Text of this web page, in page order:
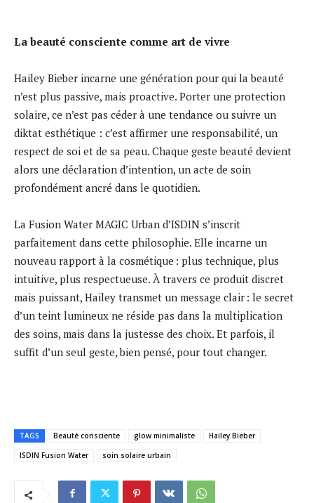
La beauté consciente comme art de vivre
Hailey Bieber incarne une génération pour qui la beauté
n’est plus passive, mais proactive. Porter une protection
solaire, ce n’est pas céder à une tendance ou suivre un
diktat esthétique : c’est affirmer une responsabilité, un
respect de soi et de sa peau. Chaque geste beauté devient
alors une déclaration d’intention, un acte de soin
profondément ancré dans le quotidien.
La Fusion Water MAGIC Urban d’ISDIN s’inscrit
parfaitement dans cette philosophie. Elle incarne un
nouveau rapport à la cosmétique : plus technique, plus
intuitive, plus respectueuse. À travers ce produit discret
mais puissant, Hailey transmet un message clair : le secret
d’un teint lumineux ne réside pas dans la multiplication
des soins, mais dans la justesse des choix. Et parfois, il
suffit d’un seul geste, bien pensé, pour tout changer.
TAGS Beauté consciente glow minimaliste
Hailey Bieber
ISDIN Fusion Water
soin solaire urbain